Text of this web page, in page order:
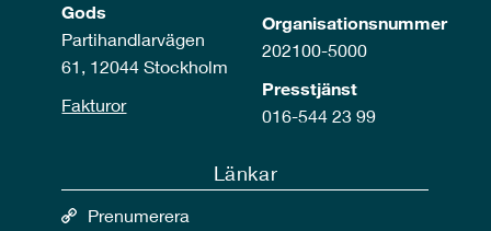
Gods
Partihandlarvägen
61, 12044 Stockholm
Fakturor
Organisationsnummer
202100-5000
Presstjänst
016-544 23 99
Länkar
Prenumerera